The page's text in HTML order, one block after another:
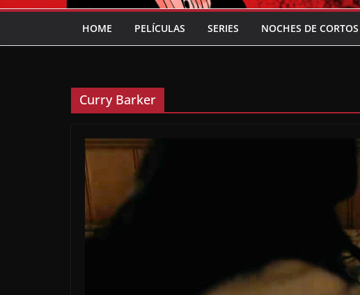
HOME PELÍCULAS SERIES NOCHES DE CORTOS
Curry Barker